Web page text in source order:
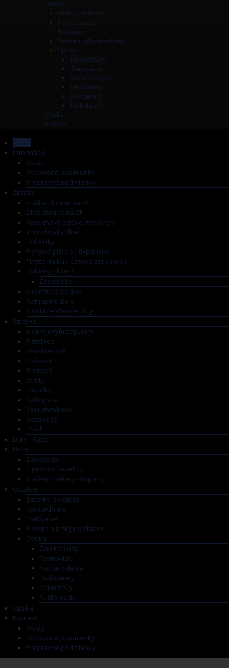
Ostatné
Baterky, svietidlá
Pyrotechnika
Prebíjanie
Puzdra a tašky na zbrane
Optika
Ďalekohľady
Termovízia
Nočné videnia
Diaľkomery
Kolimátory
Puškohľady
Optika
Kontakt
Informácie
O nás
Obchodné podmienky
Prepravné podmienky
Zbrane
Krátke zbrane na ZP
Dlhé zbrane na ZP
Vzduchové pištole, revolvery
Vzduchovky dlhé
Flobertky
Plynové pištole / Expanzné
Tlmiče hluku / Úsťové zariadenia
Dolpnky zbraní
Zásobníky
Airsoftové zbrane
Náhradné diely
Montáže-Weaver lišty
Strelivo
S okrajovým zápalom
Pištoľové
Revolverové
Puškové
Brokové
Strely
Zápalky
Nábojnice
Vzduchovkové
Expanzné
Prach
Luky - Kuše
Nože
Zatváracie
S pevnou čepeľou
Mačety - Sekery - Lopatky
Ostatné
Baterky, svietidlá
Pyrotechnika
Prebíjanie
Puzdra a tašky na zbrane
Optika
Ďalekohľady
Termovízia
Nočné videnia
Diaľkomery
Kolimátory
Puškohľady
Optika
Kontakt
O nás
Obchodné podmienky
Prepravné podmienky